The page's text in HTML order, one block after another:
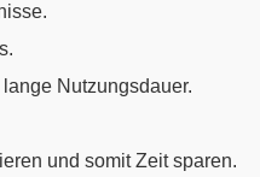
Nutzungsdauer.
und somit Zeit sparen.